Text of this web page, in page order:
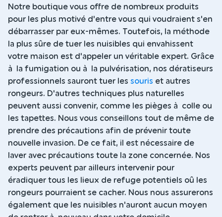
Notre boutique vous offre de nombreux produits
pour les plus motivé d'entre vous qui voudraient s'en
débarrasser par eux-mêmes. Toutefois, la méthode
la plus sûre de tuer les nuisibles qui envahissent
votre maison est d'appeler un véritable expert. Grâce
à la fumigation ou à la pulvérisation, nos dératiseurs
professionnels sauront tuer les souris et autres
rongeurs. D'autres techniques plus naturelles
peuvent aussi convenir, comme les pièges à colle ou
les tapettes. Nous vous conseillons tout de même de
prendre des précautions afin de prévenir toute
nouvelle invasion. De ce fait, il est nécessaire de
laver avec précautions toute la zone concernée. Nos
experts peuvent par ailleurs intervenir pour
éradiquer tous les lieux de refuge potentiels oû les
rongeurs pourraient se cacher. Nous nous assurerons
également que les nuisibles n'auront aucun moyen